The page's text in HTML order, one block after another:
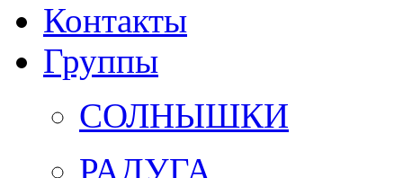
Контакты
Группы
СОЛНЫШКИ